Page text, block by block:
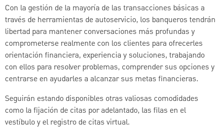
Con la gestión de la mayoría de las transacciones básicas a
través de herramientas de autoservicio, los banqueros tendrán
libertad para mantener conversaciones más profundas y
comprometerse realmente con los clientes para ofrecerles
orientación financiera, experiencia y soluciones, trabajando
con ellos para resolver problemas, comprender sus opciones y
centrarse en ayudarles a alcanzar sus metas financieras.
Seguirán estando disponibles otras valiosas comodidades
como la fijación de citas por adelantado, las filas en el
vestíbulo y el registro de citas virtual.